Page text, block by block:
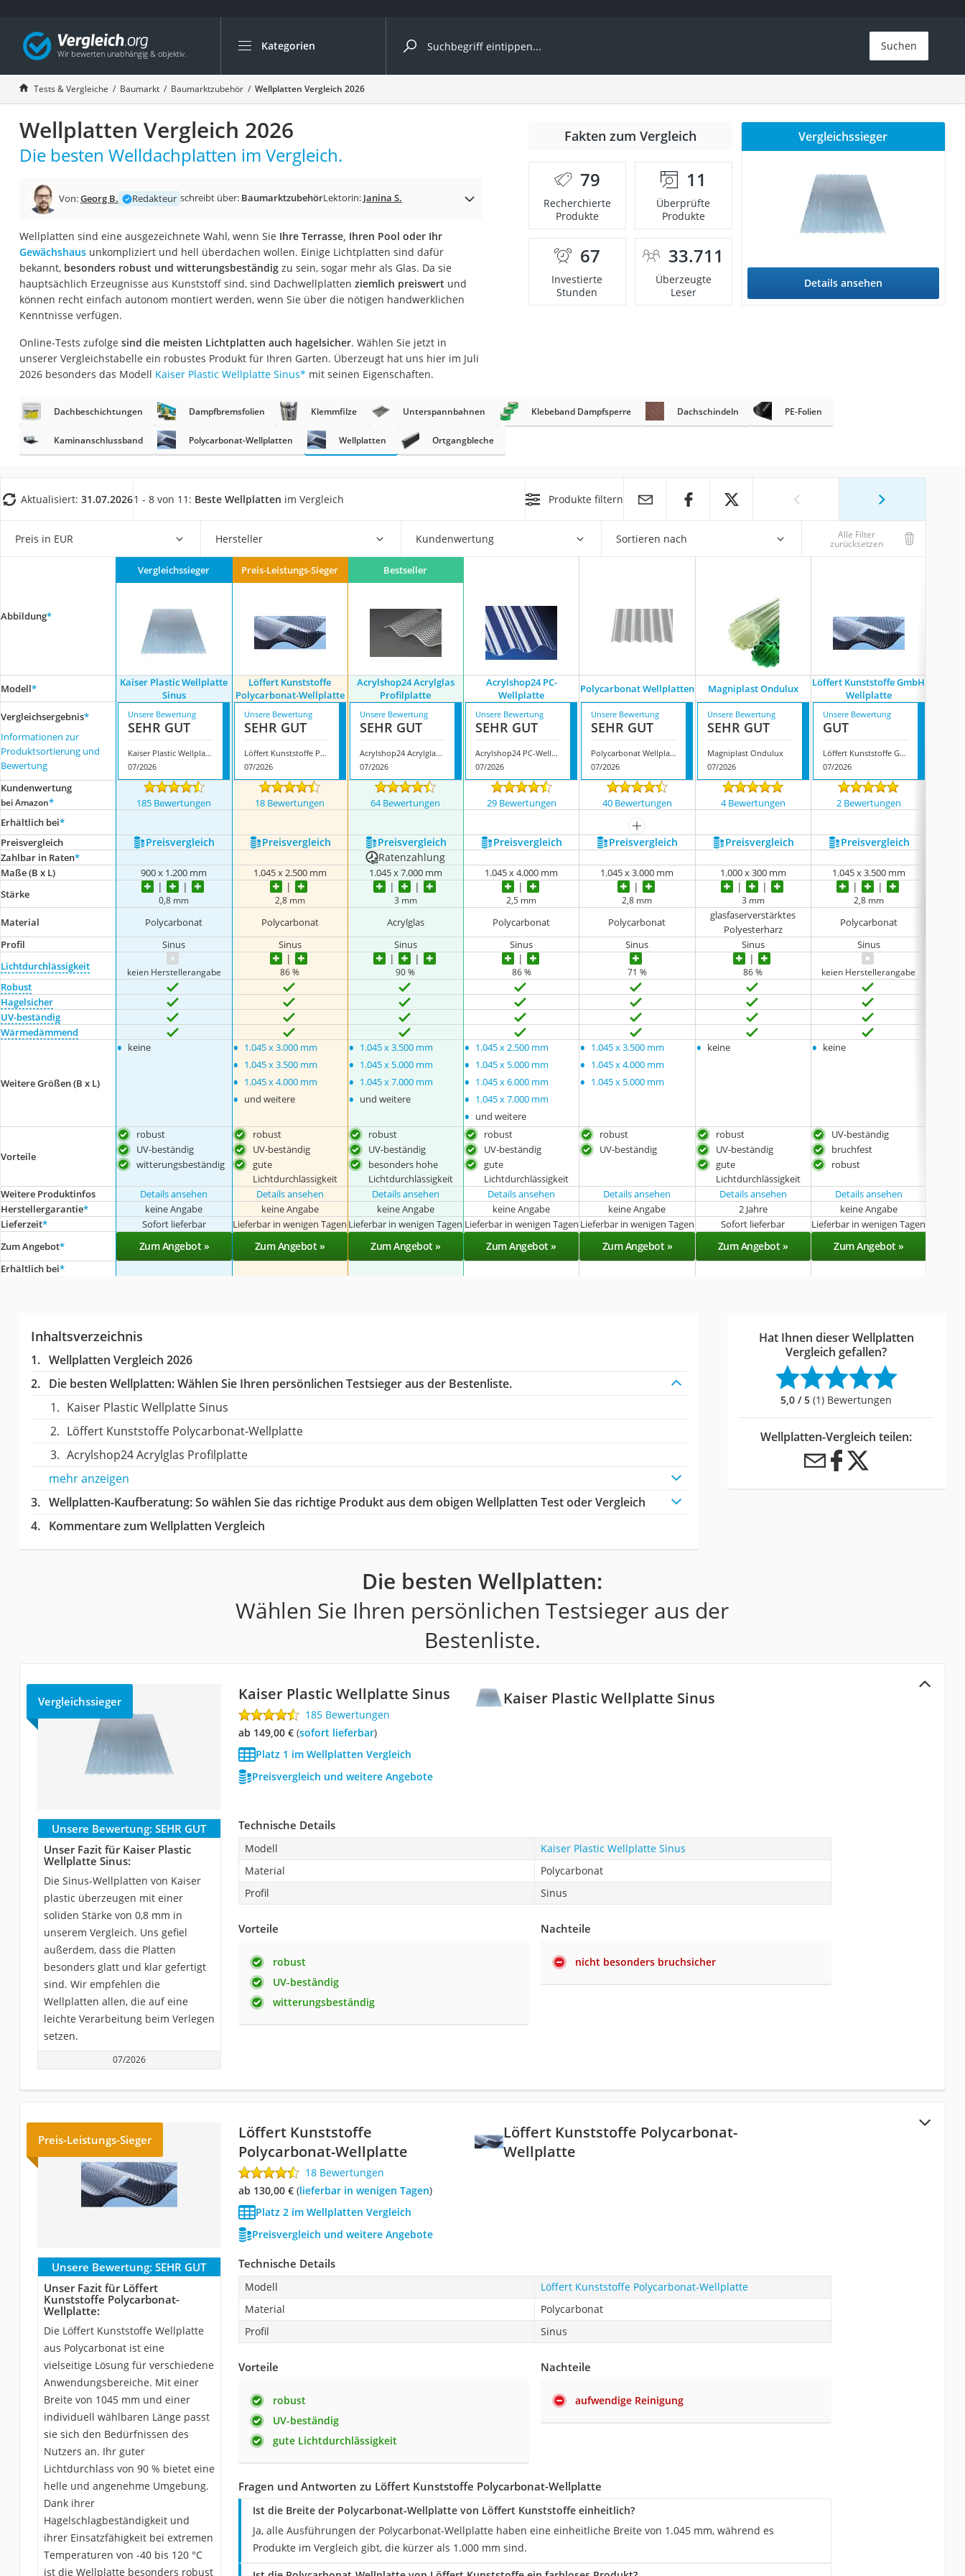
Kategorien
Die beliebtesten Vergleiche nach Kategorie
Baumarkt
Tresor feuerfest
Makita-Akku-Rasenmäher
Kappsäge
Smartes Türschloss
Akku-Rasentrimmer
Split-Klimaanlage 2 Innengeräte
Pelletofen
Bohrmaschine
Tiefbrunnenpumpe
Hochdruckreiniger
Doppelschleifer
Überwachungskamera
Benzinrasenmäher mit Elektrostart
Akku-Laubsauger
Multimeter
Gasdurchlauferhitzer
Service
Suchen
Tests & Vergleiche Baumarkt Baumarktzubehör Wellplatten Vergleich 2026
Wellplatten Vergleich 2026
Die besten Welldachplatten im Vergleich.
Von:Georg B. Redakteur schreibt über: BaumarktzubehörLektorin: Janina S.
Wellplatten sind eine ausgezeichnete Wahl, wenn Sie Ihre Terrasse, Ihren Pool oder Ihr
Gewächshausunkompliziert und hell überdachen wollen. Einige Lichtplatten sind dafür
bekannt, besonders robust und witterungsbeständigzu sein, sogar mehr als Glas. Da sie
hauptsächlich Erzeugnisse aus Kunststoff sind, sind Dachwellplatten ziemlich preiswert und
können recht einfach autonom montiert werden, wenn Sie über die nötigen handwerklichen
Kenntnisse verfügen.
Online-Tests zufolge sind die meisten Lichtplatten auch hagelsicher. Wählen Sie jetzt in
unserer Vergleichstabelle ein robustes Produkt für Ihren Garten. Überzeugt hat uns hier im Juli
2026 besonders das Modell Kaiser Plastic Wellplatte Sinus* mit seinen Eigenschaften.
Fakten zum Vergleich
79
Recherchierte
Produkte
11
Überprüfte
Produkte
67
Investierte
Stunden
33.711
Überzeugte
Leser
Vergleichssieger
Details ansehen
Dachbeschichtungen Dampfbremsfolien Klemmfilze Unterspannbahnen Klebeband Dampfsperre Dachschindeln PE-Folien
Kaminanschlussband Polycarbonat-Wellplatten Wellplatten Ortgangbleche
Aktualisiert: 31.07.20261 - 8 von 11: Beste Wellplatten im Vergleich Produkte filtern
Preis in EUR Hersteller Kundenwertung Sortieren nach Alle Filter
zurücksetzen
Abbildung*
Vergleichssieger Preis-Leistungs-Sieger Bestseller
Modell*
Kaiser Plastic Wellplatte
Sinus
Löffert Kunststoffe
Polycarbonat-Wellplatte
Acrylshop24 Acrylglas
Profilplatte
Acrylshop24 PC-
Wellplatte
Polycarbonat Wellplatten Magniplast Ondulux
Löffert Kunststoffe GmbH
Wellplatte
Vergleichsergebnis*
Informationen zur
Produktsortierung und
Bewertung
Unsere Bewertung
SEHR GUT
Kaiser Plastic Wellplatte Sinus
07/2026
Unsere Bewertung
SEHR GUT
Löffert Kunststoffe Polycarbonat-Wellplatte
07/2026
Unsere Bewertung
SEHR GUT
Acrylshop24 Acrylglas Profilplatte
07/2026
Unsere Bewertung
SEHR GUT
Acrylshop24 PC-Wellplatte
07/2026
Unsere Bewertung
SEHR GUT
Polycarbonat Wellplatten
07/2026
Unsere Bewertung
SEHR GUT
Magniplast Ondulux
07/2026
Unsere Bewertung
GUT
Löffert Kunststoffe GmbH Wellplatte
07/2026
Kundenwertung
bei Amazon* 185 Bewertungen 18 Bewertungen 64 Bewertungen 29 Bewertungen 40 Bewertungen 4 Bewertungen 2 Bewertungen
Erhältlich bei*
mehr anzeigen
Preis­vergleich
Preis­vergleich Preis­vergleich Preis­vergleich Preis­vergleich Preis­vergleich Preis­vergleich Preis­vergleich
Zahlbar in Raten* Ratenzahlung
Maße (B x L) 900 x 1.200 mm 1.045 x 2.500 mm 1.045 x 7.000 mm 1.045 x 4.000 mm 1.045 x 3.000 mm 1.000 x 300 mm 1.045 x 3.500 mm
Stärke
0,8 mm 2,8 mm 3 mm 2,5 mm 2,8 mm 3 mm 2,8 mm
Material Polycarbonat Polycarbonat Acrylglas Polycarbonat Polycarbonat
glasfaserverstärktes
Polyesterharz
Polycarbonat
Profil
Sinus Sinus Sinus Sinus Sinus Sinus
Sinus
Lichtdurchlässigkeit
keien Herstellerangabe 86 % 90 % 86 % 71 % 86 % keien Herstellerangabe
Robust
Hagelsicher
UV-beständig
Wärmedämmend
Weitere Größen (B x L)
• keine • 1.045 x 3.000 mm
• 1.045 x 3.500 mm
• 1.045 x 4.000 mm
• und weitere
• 1.045 x 3.500 mm
• 1.045 x 5.000 mm
• 1.045 x 7.000 mm
• und weitere
• 1.045 x 2.500 mm
• 1.045 x 5.000 mm
• 1.045 x 6.000 mm
• 1.045 x 7.000 mm
• und weitere
• 1.045 x 3.500 mm
• 1.045 x 4.000 mm
• 1.045 x 5.000 mm
• keine • keine
Vorteile
robust
UV-beständig
witterungsbeständig
robust
UV-beständig
gute
Lichtdurchlässigkeit
robust
UV-beständig
besonders hohe
Lichtdurchlässigkeit
robust
UV-beständig
gute
Lichtdurchlässigkeit
robust
UV-beständig
robust
UV-beständig
gute
Lichtdurchlässigkeit
UV-beständig
bruchfest
robust
Weitere Produktinfos Details ansehen Details ansehen Details ansehen Details ansehen Details ansehen Details ansehen Details ansehen
Herstellergarantie* keine Angabe keine Angabe keine Angabe keine Angabe keine Angabe 2 Jahre keine Angabe
Lieferzeit* Sofort lieferbar Lieferbar in wenigen Tagen Lieferbar in wenigen Tagen Lieferbar in wenigen Tagen Lieferbar in wenigen Tagen Sofort lieferbar Lieferbar in wenigen Tagen
Zum Angebot* Zum Angebot » Zum Angebot » Zum Angebot » Zum Angebot » Zum Angebot » Zum Angebot » Zum Angebot »
Erhältlich bei*
Inhaltsverzeichnis
Wellplatten Vergleich 2026
Die besten Wellplatten:Wählen Sie Ihren persönlichen Testsieger aus der Bestenliste.
Kaiser Plastic Wellplatte Sinus
Löffert Kunststoffe Polycarbonat-Wellplatte
Acrylshop24 Acrylglas Profilplatte
mehr anzeigen
Wellplatten-Kaufberatung: So wählen Sie das richtige Produkt aus dem obigen Wellplatten Test oder Vergleich
Kommentare zum Wellplatten Vergleich
Hat Ihnen dieser Wellplatten
Vergleich gefallen?
5,0 / 5 (1) Bewertungen
Wellplatten-Vergleich teilen:
Die besten Wellplatten:
Wählen Sie Ihren persönlichen Testsieger aus der
Bestenliste.
Kaiser Plastic Wellplatte Sinus
Vergleichssieger Kaiser Plastic Wellplatte Sinus
185 Bewertungen
ab 149,00 €( Sofort lieferbar)
Platz 1 im Wellplatten Vergleich
Preisvergleich und weitere Angebote
Unsere Bewertung: SEHR GUT
Unser Fazit für Kaiser Plastic
Wellplatte Sinus:
Die Sinus-Wellplatten von Kaiser
plastic überzeugen mit einer
soliden Stärke von 0,8 mm in
unserem Vergleich. Uns gefiel
außerdem, dass die Platten
besonders glatt und klar gefertigt
sind. Wir empfehlen die
Wellplatten allen, die auf eine
leichte Verarbeitung beim Verlegen
setzen.
07/2026
Technische Details
Modell
Kaiser Plastic Wellplatte Sinus
Material
Polycarbonat
Profil
Sinus
Vorteile
robust
UV-beständig
witterungsbeständig
Nachteile
nicht besonders bruchsicher
Löffert Kunststoffe Polycarbonat-
Wellplatte
Preis-Leistungs-Sieger
Löffert Kunststoffe
Polycarbonat-Wellplatte
18 Bewertungen
ab 130,00 €( Lieferbar in wenigen Tagen)
Platz 2 im Wellplatten Vergleich
Preisvergleich und weitere Angebote
Unsere Bewertung: SEHR GUT
Unser Fazit für Löffert
Kunststoffe Polycarbonat-
Wellplatte:
Die Löffert Kunststoffe Wellplatte
aus Polycarbonat ist eine
vielseitige Lösung für verschiedene
Anwendungsbereiche. Mit einer
Breite von 1045 mm und einer
individuell wählbaren Länge passt
sie sich den Bedürfnissen des
Nutzers an. Ihr guter
Lichtdurchlass von 90 % bietet eine
helle und angenehme Umgebung.
Dank ihrer
Hagelschlagbeständigkeit und
ihrer Einsatzfähigkeit bei extremen
Temperaturen von -40 bis 120 °C
ist die Wellplatte besonders robust
Technische Details
Modell
Löffert Kunststoffe Polycarbonat-Wellplatte
Material
Polycarbonat
Profil
Sinus
Vorteile
robust
UV-beständig
gute Lichtdurchlässigkeit
Nachteile
aufwendige Reinigung
Fragen und Antworten zu Löffert Kunststoffe Polycarbonat-Wellplatte
Ist die Breite der Polycarbonat-Wellplatte von Löffert Kunststoffe einheitlich?
Ja, alle Ausführungen der Polycarbonat-Wellplatte haben eine einheitliche Breite von 1.045 mm, während es
Produkte im Vergleich gibt, die kürzer als 1.000 mm sind.